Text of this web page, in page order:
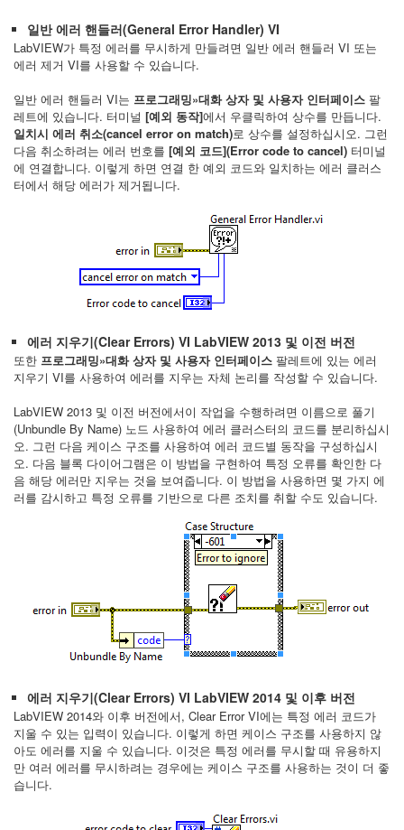
일반 에러 핸들러(General Error Handler) VI
LabVIEW가 특정 에러를 무시하게 만들려면 일반 에러 핸들러 VI 또는
에러 제거 VI를 사용할 수 있습니다.
일반 에러 핸들러 VI는 프로그래밍»대화 상자 및 사용자 인터페이스 팔
레트에 있습니다. 터미널 [예외 동작]에서 우클릭하여 상수를 만듭니다.
일치시 에러 취소(cancel error on match)로 상수를 설정하십시오. 그런
다음 취소하려는 에러 번호를 [예외 코드](Error code to cancel) 터미널
에 연결합니다. 이렇게 하면 연결 한 예외 코드와 일치하는 에러 클러스
터에서 해당 에러가 제거됩니다.
에러 지우기(Clear Errors) VI LabVIEW 2013 및 이전 버전
또한 프로그래밍»대화 상자 및 사용자 인터페이스 팔레트에 있는 에러
지우기 VI를 사용하여 에러를 지우는 자체 논리를 작성할 수 있습니다.
LabVIEW 2013 및 이전 버전에서이 작업을 수행하려면 이름으로 풀기
(Unbundle By Name) 노드 사용하여 에러 클러스터의 코드를 분리하십시
오. 그런 다음 케이스 구조를 사용하여 에러 코드별 동작을 구성하십시
오. 다음 블록 다이어그램은 이 방법을 구현하여 특정 오류를 확인한 다
음 해당 에러만 지우는 것을 보여줍니다. 이 방법을 사용하면 몇 가지 에
러를 감시하고 특정 오류를 기반으로 다른 조치를 취할 수도 있습니다.
에러 지우기(Clear Errors) VI LabVIEW 2014 및 이후 버전
LabVIEW 2014와 이후 버전에서, Clear Error VI에는 특정 에러 코드가
지울 수 있는 입력이 있습니다. 이렇게 하면 케이스 구조를 사용하지 않
아도 에러를 지울 수 있습니다. 이것은 특정 에러를 무시할 때 유용하지
만 여러 에러를 무시하려는 경우에는 케이스 구조를 사용하는 것이 더 좋
습니다.